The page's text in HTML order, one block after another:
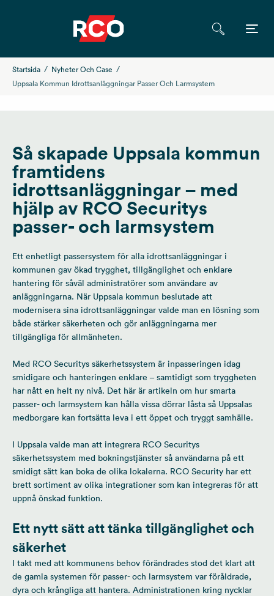
Startsida
Nyheter Och Case
Uppsala Kommun Idrottsanläggningar Passer Och Larmsystem
Så skapade Uppsala kommun
framtidens
idrottsanläggningar – med
hjälp av RCO Securitys
passer- och larmsystem
Ett enhetligt passersystem för alla idrottsanläggningar i
kommunen gav ökad trygghet, tillgänglighet och enklare
hantering för såväl administratörer som användare av
anläggningarna. När Uppsala kommun beslutade att
modernisera sina idrottsanläggningar valde man en lösning som
både stärker säkerheten och gör anläggningarna mer
tillgängliga för allmänheten.
Med RCO Securitys säkerhetssystem är inpasseringen idag
smidigare och hanteringen enklare – samtidigt som tryggheten
har nått en helt ny nivå. Det här är artikeln om hur smarta
passer- och larmsystem kan hålla vissa dörrar låsta så Uppsalas
medborgare kan fortsätta leva i ett öppet och tryggt samhälle.
I Uppsala valde man att integrera RCO Securitys
säkerhetssystem med bokningstjänster så användarna på ett
smidigt sätt kan boka de olika lokalerna. RCO Security har ett
brett sortiment av olika integrationer som kan integreras för att
uppnå önskad funktion.
Ett nytt sätt att tänka tillgänglighet och
säkerhet
I takt med att kommunens behov förändrades stod det klart att
de gamla systemen för passer- och larmsystem var föråldrade,
dyra och krångliga att hantera. Administrationen kring nycklar